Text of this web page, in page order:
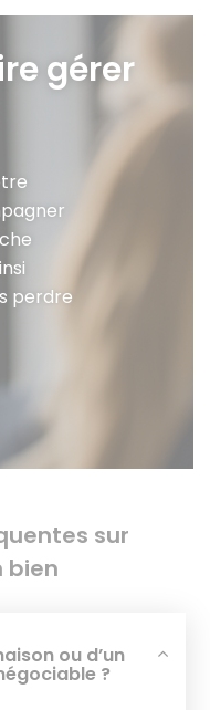
gérer
perdre
sur
bien
ou d’un
?